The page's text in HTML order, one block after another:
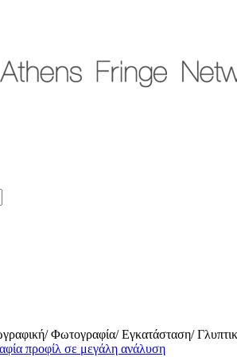
Φωτογραφία/ Εγκατάσταση/
προφίλ σε μεγάλη ανάλυση